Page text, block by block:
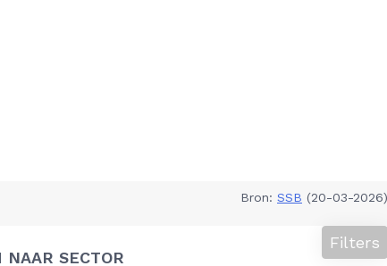
Bron: SSB (20-03-2026)
NAAR SECTOR
Filters